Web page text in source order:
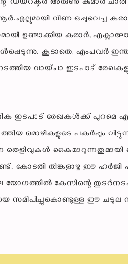
ഡയറക്ടർ അരുൺ കുമാർ ചാരി
വീണ ഒപ്പുവെച്ച
ഉണ്ടാക്കിയ കരാർ,
കൂടാതെ, എംപവർ
വായ്പാ ഇടപാട് രേഖകളും
ഇടപാട് രേഖകൾക്ക് പുറമെ
മൊഴികളുടെ പകർപ്പും
തെളിവുകൾ
കോടതി തിങ്കളാഴ്ച ഈ
യോഗത്തിൽ കേസിന്റെ
സമീപിച്ചുകൊണ്ടുള്ള ഈ ചടുല